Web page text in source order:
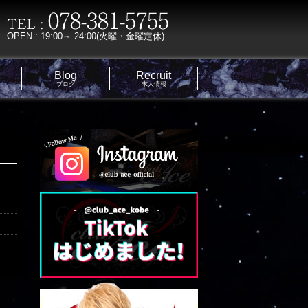
OPEN : 19:00～ 24:00(火曜・金曜定休)
Blog
ブログ
Recruit
求人情報